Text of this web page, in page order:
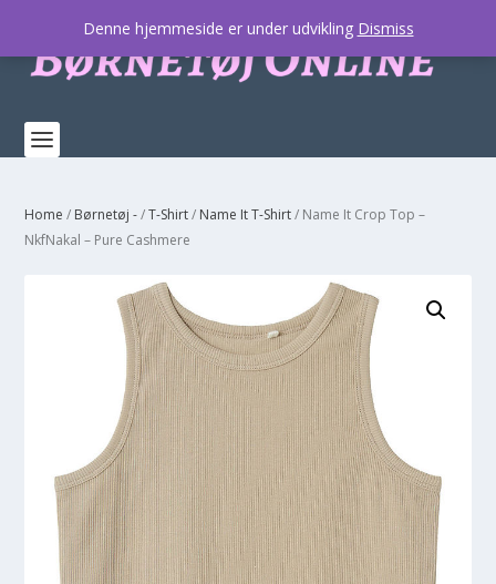
Home / Børnetøj -/T-Shirt/ Name It T-Shirt/ Name It Crop Top –
NkfNakal – Pure Cashmere
Denne hjemmeside er under udvikling Dismiss